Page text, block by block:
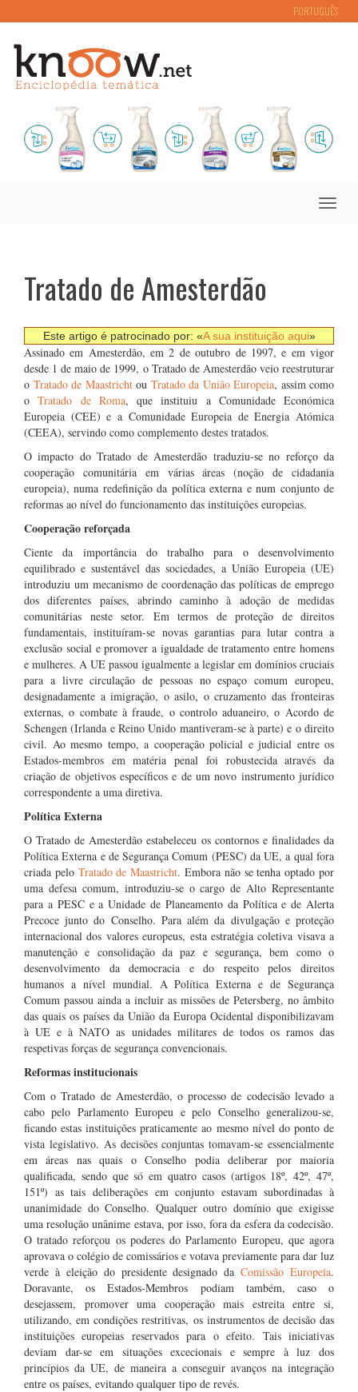
PORTUGUÊS
Toggle
Tratado de Amesterdão
Este artigo é patrocinado por: «A sua instituição aqui»
Assinado em Amesterdão, em 2 de outubro de 1997, e em vigor
desde 1 de maio de 1999, o Tratado de Amesterdão veio reestruturar
o Tratado de Maastrichtou Tratado da União Europeia, assim como
oTratado de Roma, que instituiu a Comunidade Económica
Europeia (CEE) e a Comunidade Europeia de Energia Atómica
(CEEA), servindo como complemento destes tratados.
O impacto do Tratado de Amesterdão traduziu-se no reforço da
cooperação comunitária em várias áreas (noção de cidadania
europeia), numa redefinição da política externa e num conjunto de
reformas ao nível do funcionamento das instituições europeias.
Cooperação reforçada
Ciente da importância do trabalho para o desenvolvimento
equilibrado e sustentável das sociedades, a União Europeia (UE)
introduziu um mecanismo de coordenação das políticas de emprego
dos diferentes países, abrindo caminho à adoção de medidas
comunitárias neste setor. Em termos de proteção de direitos
fundamentais, instituíram-se novas garantias para lutar contra a
exclusão social e promover a igualdade de tratamento entre homens
e mulheres. A UE passou igualmente a legislar em domínios cruciais
para a livre circulação de pessoas no espaço comum europeu,
designadamente a imigração, o asilo, o cruzamento das fronteiras
externas, o combate à fraude, o controlo aduaneiro, o Acordo de
Schengen (Irlanda e Reino Unido mantiveram-se à parte) e o direito
civil. Ao mesmo tempo, a cooperação policial e judicial entre os
Estados-membros em matéria penal foi robustecida através da
criação de objetivos específicos e de um novo instrumento jurídico
correspondente a uma diretiva.
Política Externa
O Tratado de Amesterdão estabeleceu os contornos e finalidades da
Política Externa e de Segurança Comum (PESC) da UE, a qual fora
criada pelo Tratado de Maastricht. Embora não se tenha optado por
uma defesa comum, introduziu-se o cargo de Alto Representante
para a PESC e a Unidade de Planeamento da Política e de Alerta
Precoce junto do Conselho. Para além da divulgação e proteção
internacional dos valores europeus, esta estratégia coletiva visava a
manutenção e consolidação da paz e segurança, bem como o
desenvolvimento da democracia e do respeito pelos direitos
humanos a nível mundial. A Política Externa e de Segurança
Comum passou ainda a incluir as missões de Petersberg, no âmbito
das quais os países da União da Europa Ocidental disponibilizavam
à UE e à NATO as unidades militares de todos os ramos das
respetivas forças de segurança convencionais.
Reformas institucionais
Com o Tratado de Amesterdão, o processo de codecisão levado a
cabo pelo Parlamento Europeu e pelo Conselho generalizou-se,
ficando estas instituições praticamente ao mesmo nível do ponto de
vista legislativo. As decisões conjuntas tomavam-se essencialmente
em áreas nas quais o Conselho podia deliberar por maioria
qualificada, sendo que só em quatro casos (artigos 18º, 42º, 47º,
151º) as tais deliberações em conjunto estavam subordinadas à
unanimidade do Conselho. Qualquer outro domínio que exigisse
uma resolução unânime estava, por isso, fora da esfera da codecisão.
O tratado reforçou os poderes do Parlamento Europeu, que agora
aprovava o colégio de comissários e votava previamente para dar luz
verde à eleição do presidente designado daComissão Europeia.
Doravante, os Estados-Membros podiam também, caso o
desejassem, promover uma cooperação mais estreita entre si,
utilizando, em condições restritivas, os instrumentos de decisão das
instituições europeias reservados para o efeito. Tais iniciativas
deviam dar-se em situações excecionais e sempre à luz dos
princípios da UE, de maneira a conseguir avanços na integração
entre os países, evitando qualquer tipo de revés.